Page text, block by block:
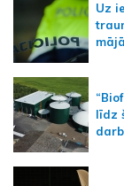
Uz
līdz